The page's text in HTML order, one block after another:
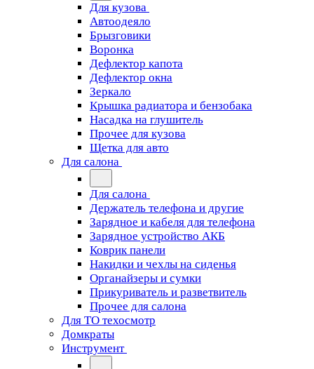
Для кузова
Автоодеяло
Брызговики
Воронка
Дефлектор капота
Дефлектор окна
Зеркало
Крышка радиатора и бензобака
Насадка на глушитель
Прочее для кузова
Щетка для авто
Для салона
Для салона
Держатель телефона и другие
Зарядное и кабеля для телефона
Зарядное устройство АКБ
Коврик панели
Накидки и чехлы на сиденья
Органайзеры и сумки
Прикуриватель и разветвитель
Прочее для салона
Для ТО техосмотр
Домкраты
Инструмент